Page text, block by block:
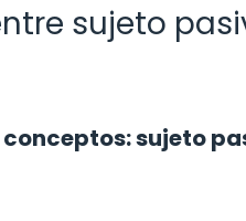
sujeto
conceptos: sujeto